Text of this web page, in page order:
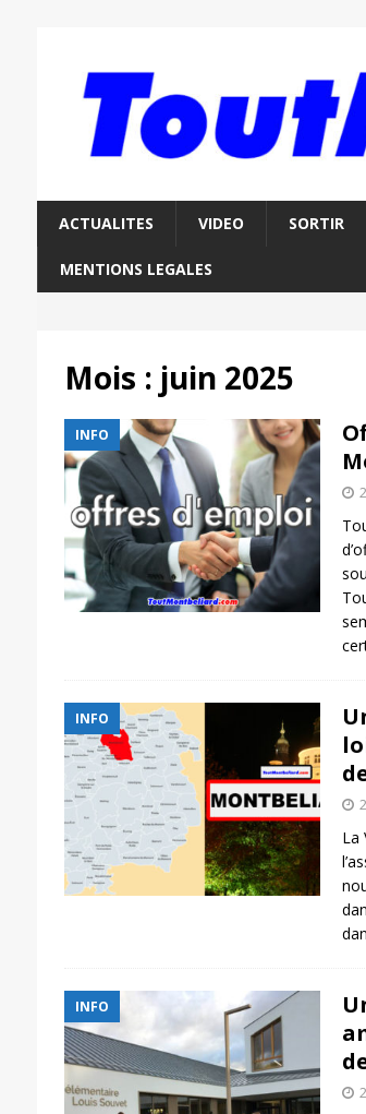
ACTUALITES VIDEO SORTIR
MENTIONS LEGALES
Mois : juin 2025
INFO
INFO
La
INFO